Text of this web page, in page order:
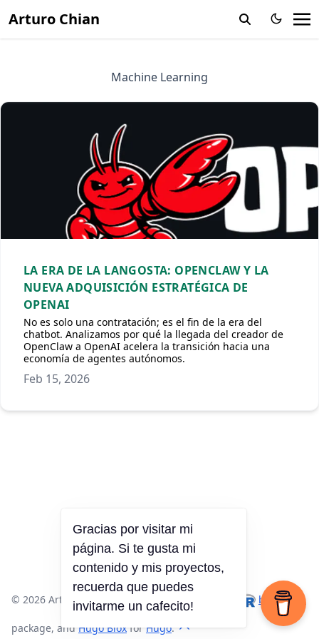
Arturo Chian
Machine Learning
LA ERA DE LA LANGOSTA: OPENCLAW Y LA
NUEVA ADQUISICIÓN ESTRATÉGICA DE
OPENAI
No es solo una contratación; es el fin de la era del
chatbot. Analizamos por qué la llegada del creador de
OpenClaw a OpenAI acelera la transición hacia una
economía de agentes autónomos.
Feb 15, 2026
© 2026 Arturo Chian. · Made with , blogdown
package, andHugo BloxforHugo.
Gracias por visitar mi
página. Si te gusta mi
contenido y mis proyectos,
recuerda que puedes
invitarme un cafecito!